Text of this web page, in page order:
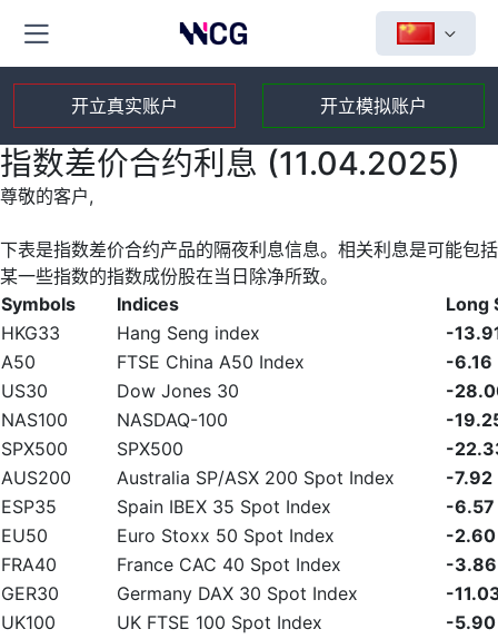
开立真实账户 开立模拟账户
指数差价合约利息 (11.04.2025)
尊敬的客户,
下表是指数差价合约产品的隔夜利息信息。相关利息是可能包括
某一些指数的指数成份股在当日除净所致。
Symbols
Indices
Long
HKG33
Hang Seng index
-
A50
FTSE China A50 Index
-6.16
US30
Dow Jones 30
-
NAS100
NASDAQ-100
-
SPX500
SPX500
-
AUS200
Australia SP/ASX 200 Spot Index
-7.92
ESP35
Spain IBEX 35 Spot Index
-6.57
EU50
Euro Stoxx 50 Spot Index
-2.60
FRA40
France CAC 40 Spot Index
-3.86
GER30
Germany DAX 30 Spot Index
-
UK100
UK FTSE 100 Spot Index
-5.90